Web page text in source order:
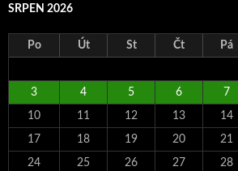
SRPEN 2026
Po Út St Čt Pá
3 4 5 6 7
10 11 12 13 14
17 18 19 20 21
24 25 26 27 28